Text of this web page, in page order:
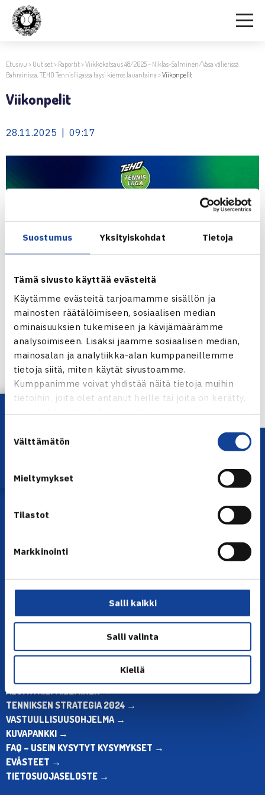
Suostumus Yksityiskohdat Tietoja
Tämä sivusto käyttää evästeitä
Käytämme evästeitä tarjoamamme sisällön ja
mainosten räätälöimiseen, sosiaalisen median
ominaisuuksien tukemiseen ja kävijämäärämme
analysoimiseen. Lisäksi jaamme sosiaalisen median,
mainosalan ja analytiikka-alan kumppaneillemme
tietoja siitä, miten käytät sivustoamme.
Kumppanimme voivat yhdistää näitä tietoja muihin
tietoihin, joita olet antanut heille tai joita on kerätty,
kun olet käyttänyt heidän palvelujaan.
valinta
Välttämätön
Mieltymykset
Tilastot
Markkinointi
Salli kaikki
Salli valinta
Kiellä
Etusivu > Uutiset> Raportit>Viikkokatsaus 48/2025 – Niklas-Salminen/Vasa välierissä
Bahrainissa, TEHO Tennisliigassa täysi kierros lauantaina >Viikonpelit
Viikonpelit
28.11.2025 | 09:17
← Edellinen
Lataa OmaTennis!
Olympiastadion, Paavo Nurmen tie 1, 00250 Helsinki
Toimiston puhelinajat:
Muina aikoina olkaa yhteydessä
KAIKKI YHTEYSTIEDOT →
ALOITA KILPAILEMINEN →
TENNIKSEN STRATEGIA 2024 →
VASTUULLISUUSOHJELMA →
KUVAPANKKI →
FAQ – USEIN KYSYTYT KYSYMYKSET →
EVÄSTEET →
TIETOSUOJASELOSTE →